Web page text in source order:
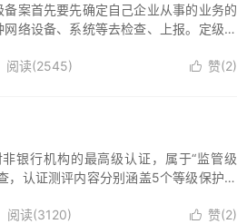
案首先要先确定自己企业从事的业务的
络设备、系统等去检查、上报。定级备
阅读(2545)  赞(2)
银行机构的最高级认证，属于“监管级
，认证测评内容分别涵盖5个等级保护安
阅读(3120)  赞(2)